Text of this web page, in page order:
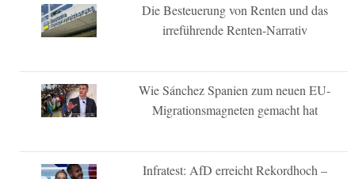
Die Besteuerung von Renten und das
irreführende Renten-Narrativ
Wie Sánchez Spanien zum neuen EU-
Migrationsmagneten gemacht hat
Infratest: AfD erreicht Rekordhoch –